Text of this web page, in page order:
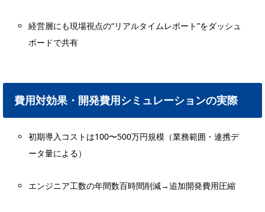
経営層にも現場視点の“リアルタイムレポート”をダッシュ
ボードで共有
費用対効果・開発費用シミュレーションの実際
初期導入コストは100〜500万円規模（業務範囲・連携デ
ータ量による）
エンジニア工数の年間数百時間削減→追加開発費用圧縮